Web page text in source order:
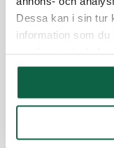
Dessa kan i sin tur
information som du
Färg
Produkten är en